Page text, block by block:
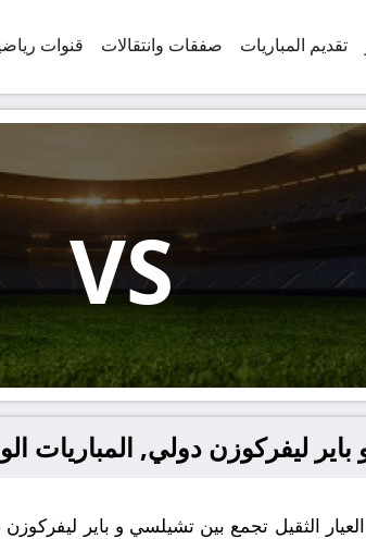
تقديم المباريات صفقات وانتقالات قنوات
VS
ليفركوزن دولي, المباريات
الثقيل تجمع بين تشيلسي و باير ليفركوزن